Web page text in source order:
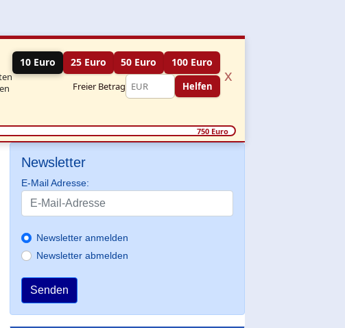
10 Euro 25 Euro 50 Euro 100 Euro
Freier Betrag Helfen
x
750 Euro
Newsletter
E-Mail Adresse:
Newsletter anmelden
Newsletter abmelden
Senden